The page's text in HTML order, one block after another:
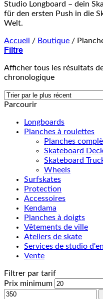
Studio Longboard – dein
für den ersten Push in die
Welt.
Accueil / Boutique /
Filtre
Afficher tous les résultats
chronologique
Parcourir
Longboards
Planches à roulettes
Planches
Skateboard
Skateboard
Wheels
Surfskates
Protection
Accessoires
Kendama
Planches à doigts
Vêtements de ville
Ateliers de skate
Services de studio
Vente
Filtrer par tarif
Prix minimum